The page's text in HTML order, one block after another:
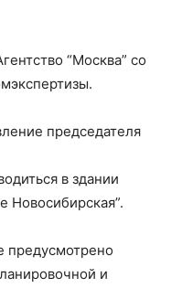
“Москва” со
председателя
в здании
Новосибирская”.
предусмотрено
и